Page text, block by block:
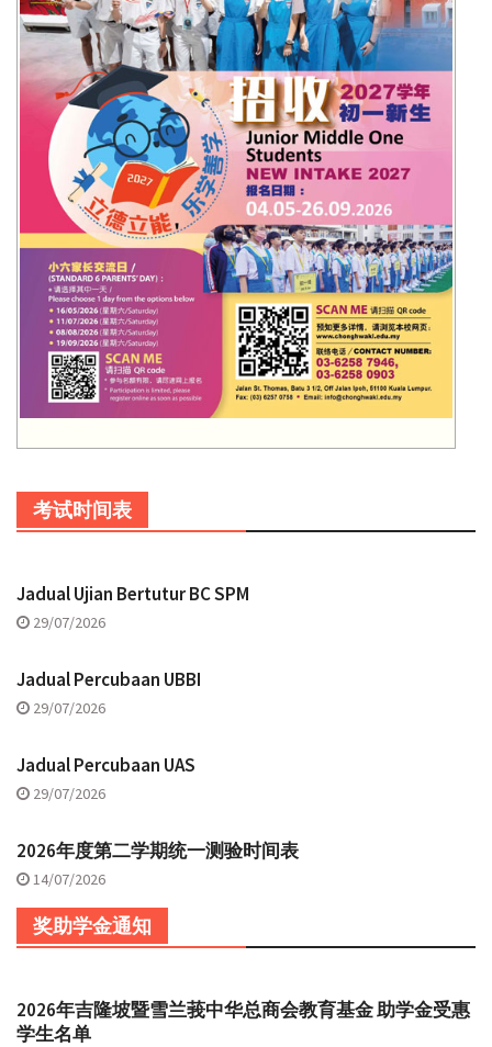
考试时间表
Jadual Ujian Bertutur BC SPM
29/07/2026
Jadual Percubaan UBBI
29/07/2026
Jadual Percubaan UAS
29/07/2026
2026年度第二学期统一测验时间表
14/07/2026
奖助学金通知
2026年吉隆坡暨雪兰莪中华总商会教育基金 助学金受惠
学生名单